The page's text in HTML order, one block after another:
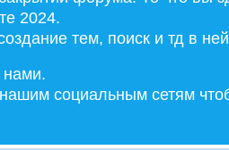
2024.
тем, поиск и тд в
нами.
социальным сетям